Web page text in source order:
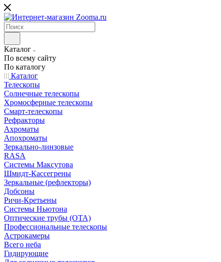
Каталог
По всему сайту
По каталогу
Каталог
Телескопы
Солнечные телескопы
Хромосферные телескопы
Смарт-телескопы
Рефракторы
Ахроматы
Апохроматы
Зеркально-линзовые
RASA
Системы Максутова
Шмидт-Кассегрены
Зеркальные (рефлекторы)
Добсоны
Ричи-Кретьены
Системы Ньютона
Оптические трубы (OTA)
Профессиональные телескопы
Астрокамеры
Всего неба
Гидирующие